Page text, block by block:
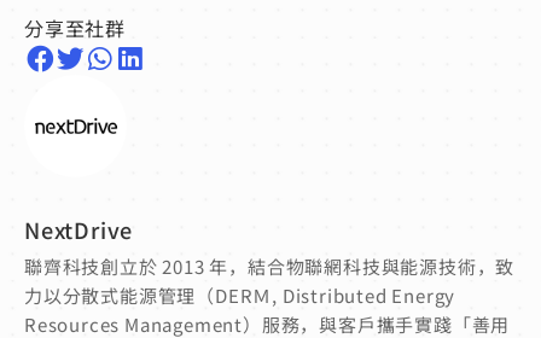
分享至社群
NextDrive
聯齊科技創立於 2013 年，結合物聯網科技與能源技術，致
力以分散式能源管理（DERＭ, Distributed Energy
Resources Management）服務，與客戶攜手實踐「善用